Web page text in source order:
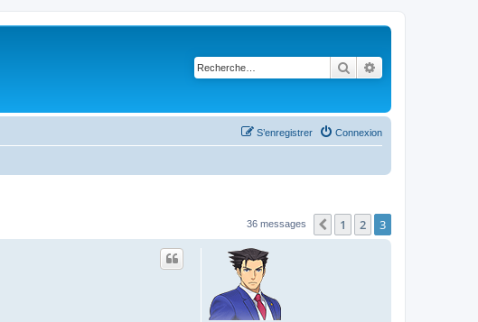
Rechercher
Connexion
S’enregistrer
36 messages Précédente
1 2 3